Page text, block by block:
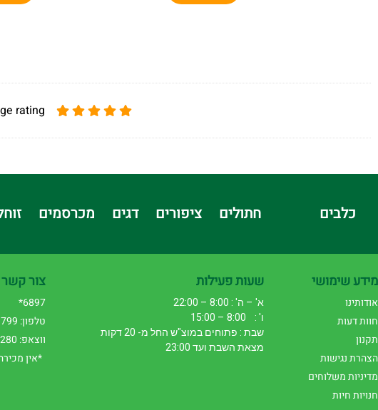
rating:
כלבים חתולים ציפורים דגים מכרסמים
מידע שימושי
אודותינו
חוות דעות
תקנון
הצהרת נגישות
מדיניות משלוחים
חנויות חיות
שעות פעילות
א' – ה' : 8:00 – 22:00
ו' : 8:00 – 15:00
שבת : פתוחים במוצ"ש החל מ- 20 דקות
מצאת השבת ועד 23:00
צור קשר
6897*
טלפון: 08-9979799
ווצאפ: 054-3441280
*אין